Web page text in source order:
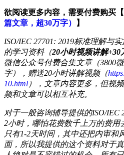
欲阅读更多内容，需要付费购买【
篇文章，超30万字）
】
ISO/IEC 27701: 2019标准理解与
的学习资料（20小时视频讲解+30
微信公众号付费合集文章（3800
字），赠送20小时讲解视频（
10.html ），文章内容更多，但视
频和文章可以相互补充。
对于一般咨询辅导提供的ISO/IEC
2小时，哪怕花费数千上万的费用
只有1-2天时间，其中还把内审和
面，所以我提供的这个资料对于